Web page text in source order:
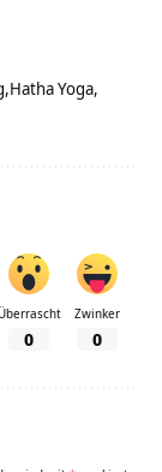
Hatha Yoga
0
Zwinker
0